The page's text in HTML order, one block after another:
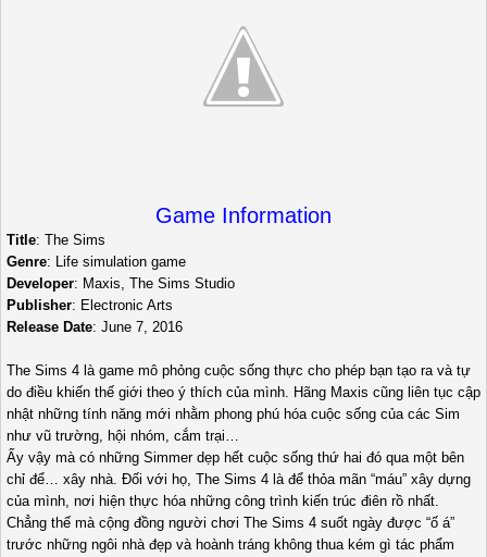
Game Information
Title: The Sims
Genre: Life simulation game
Developer: Maxis, The Sims Studio
Publisher: Electronic Arts
Release Date: June 7, 2016
The Sims 4 là game mô phỏng cuộc sống thực cho phép bạn tạo ra và tự
do điều khiến thế giới theo ý thích của mình. Hãng Maxis cũng liên tục cập
nhật những tính năng mới nhằm phong phú hóa cuộc sống của các Sim
như vũ trường, hội nhóm, cắm trại…
Ấy vậy mà có những Simmer dẹp hết cuộc sống thứ hai đó qua một bên
chỉ để… xây nhà. Đối với họ, The Sims 4 là để thỏa mãn “máu” xây dựng
của mình, nơi hiện thực hóa những công trình kiến trúc điên rồ nhất.
Chẳng thế mà cộng đồng người chơi The Sims 4 suốt ngày được “ố á”
trước những ngôi nhà đẹp và hoành tráng không thua kém gì tác phẩm